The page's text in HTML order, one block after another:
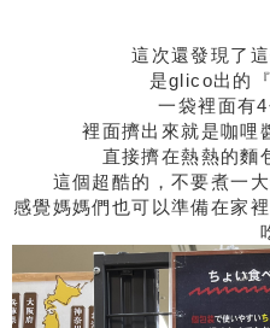
這次還發現了
是glico出的
一袋裡面有
裡面擠出來就是咖哩
直接擠在熱熱的麵
這個超酷的，不要煮一
感覺媽媽們也可以準備在家